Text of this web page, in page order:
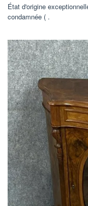
État d'origine
condamnée ( .